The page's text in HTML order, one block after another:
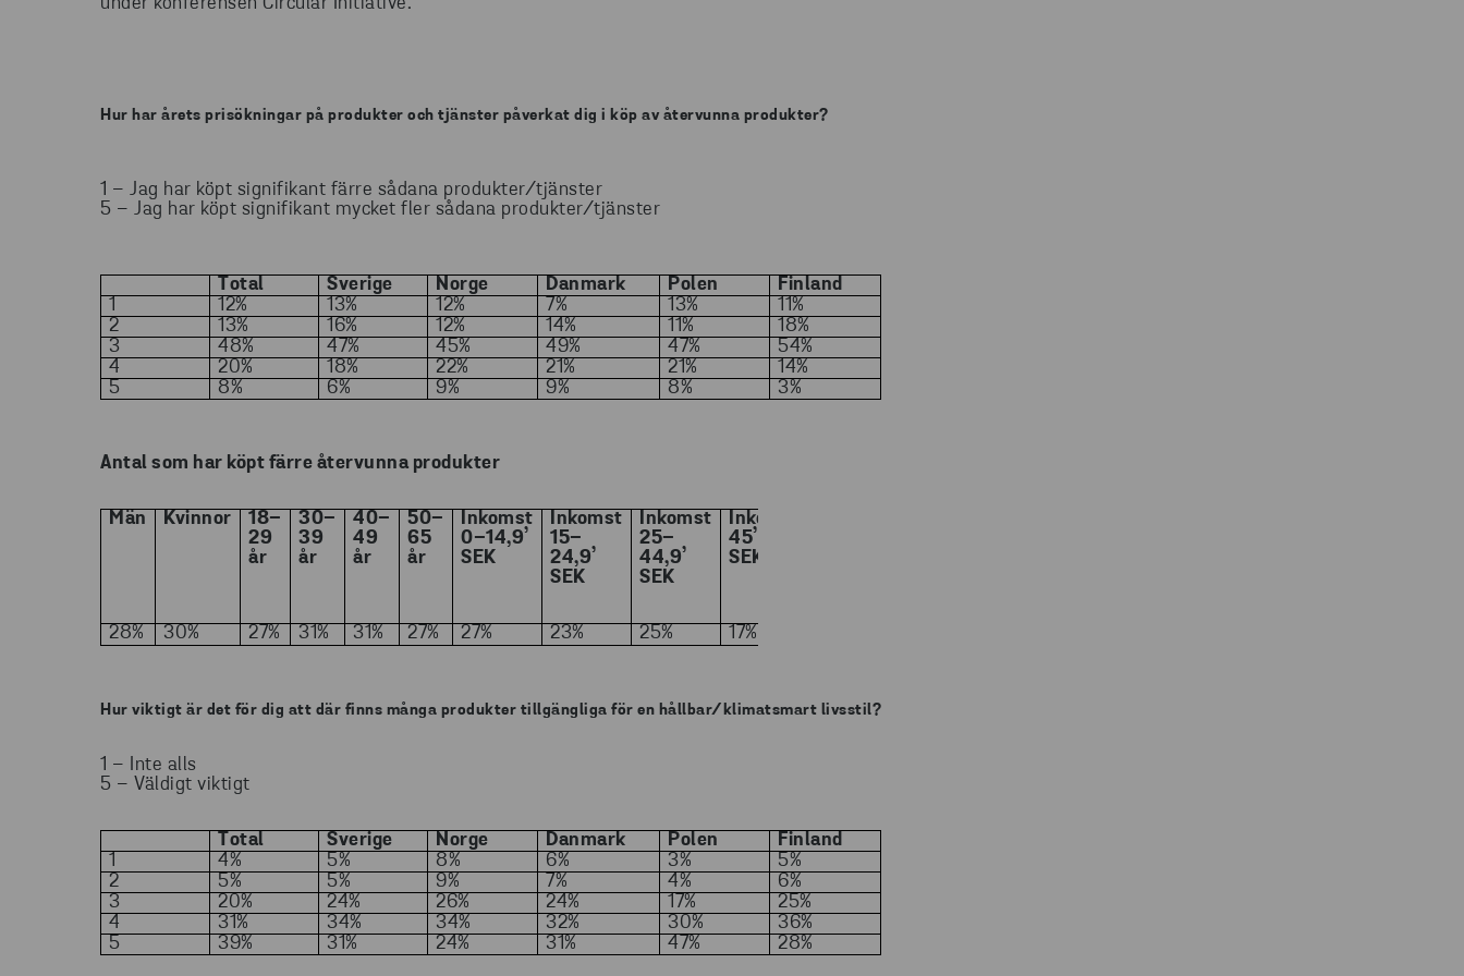
Hur har årets prisökningar på produkter och tjänster påverkat dig i köp av återvunna produkter?
1 – Jag har köpt signifikant färre sådana produkter/tjänster
5 – Jag har köpt signifikant mycket fler sådana produkter/tjänster
Total Sverige Norge Danmark Polen
Finland
1
12% 13% 12% 7% 13%
11%
2
13% 16% 12% 14% 11%
18%
3
48% 47% 45% 49% 47%
54%
4
20% 18% 22% 21% 21%
14%
5
8% 6% 9% 9% 8% 3%
Antal som har köpt färre återvunna produkter
Män Kvinnor
18–
29
år
30–
39
år
40–
49
år
50–
65
år
Inkomst
0–14,9’
SEK
Inkomst
15–
24,9’
SEK
Inkomst
25–
44,9’
SEK
Inkomst
45’+
SEK
28% 30% 27% 31% 31% 27% 27% 23% 25% 17%
Hur viktigt är det för dig att där finns många produkter tillgängliga för en hållbar/klimatsmart livsstil?
1 – Inte alls
5 – Väldigt viktigt
Total Sverige Norge Danmark Polen
Finland
1
4% 5% 8% 6% 3%
5%
2
5% 5% 9% 7% 4%
6%
3
20% 24% 26% 24% 17%
25%
4
31% 34% 34% 32% 30%
36%
5
39% 31% 24% 31% 47% 28%